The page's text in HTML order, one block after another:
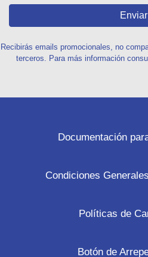
Enviar
Recibirás emails promocionales, no
terceros. Para más información
Documentación
Condiciones
Políticas de
Botón de